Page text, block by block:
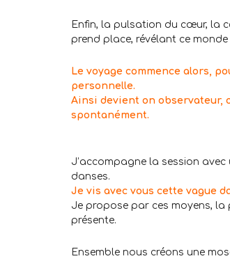
Enfin, la pulsation du cœur, la
prend place, révélant ce
Le voyage commence alors,
personnelle.
Ainsi devient on observateur,
spontanément.
J’accompagne la session
danses.
Je vis avec vous cette vague
Je propose par ces moyens, la
présente.
Ensemble nous créons une